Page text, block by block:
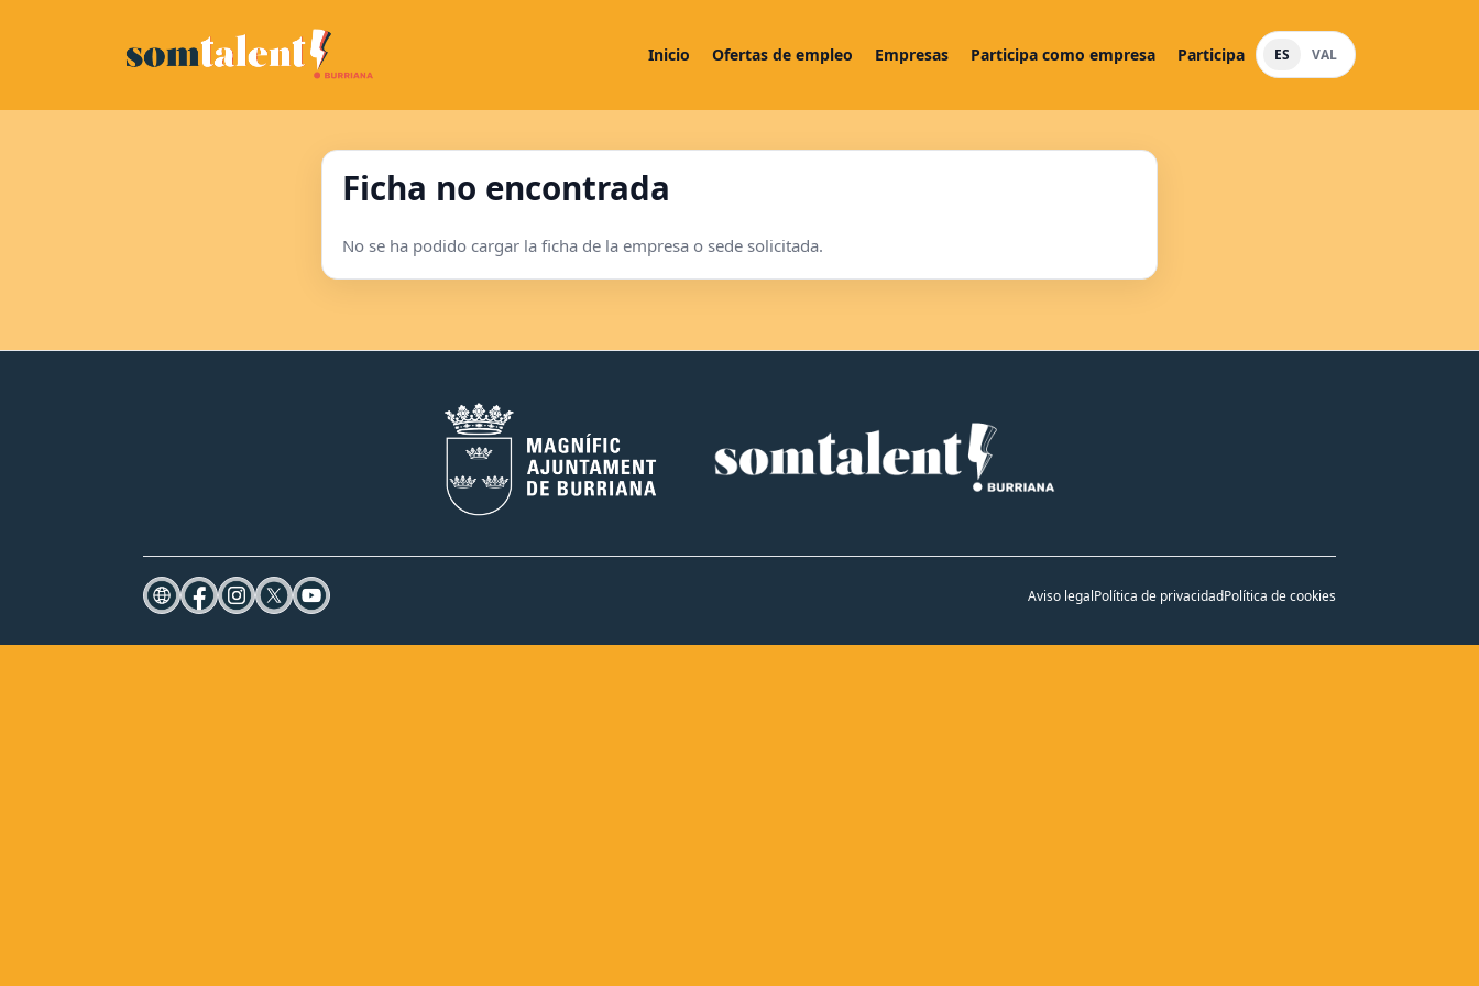
Inicio Ofertas de empleo Empresas Participa como empresa Participa ES VAL
Ficha no encontrada
No se ha podido cargar la ficha de la empresa o sede solicitada.
Aviso legalPolítica de privacidadPolítica de cookies